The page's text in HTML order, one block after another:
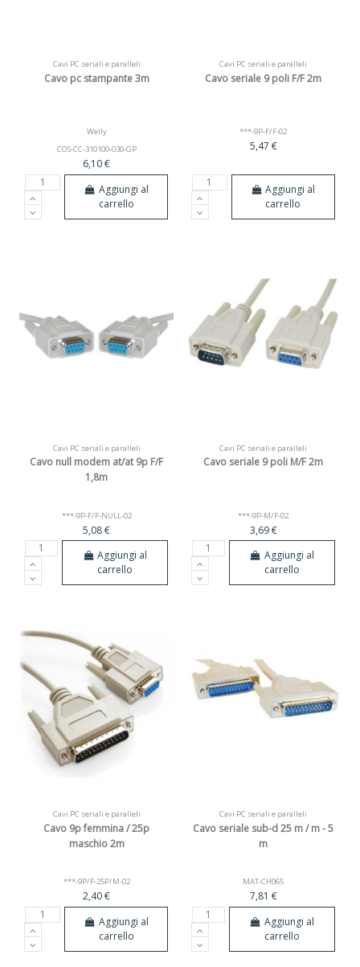
Cavi PC seriali e paralleli
Cavo pc stampante 3m
Welly
COS-CC-310100-030-GP
6,10 €
Aggiungi al
carrello
Cavi PC seriali e paralleli
Cavo seriale 9 poli F/F 2m
***-9P-F/F-02
5,47 €
Aggiungi al
carrello
Cavi PC seriali e paralleli
Cavo null modem at/at 9p F/F
1,8m
***-9P-F/F-NULL-02
5,08 €
Aggiungi al
carrello
Cavi PC seriali e paralleli
Cavo seriale 9 poli M/F 2m
***-9P-M/F-02
3,69 €
Aggiungi al
carrello
Cavi PC seriali e paralleli
Cavo 9p femmina / 25p
maschio 2m
***-9P/F-25P/M-02
2,40 €
Aggiungi al
carrello
Cavi PC seriali e paralleli
Cavo seriale sub-d 25 m / m - 5
m
MAT-CH065
7,81 €
Aggiungi al
carrello